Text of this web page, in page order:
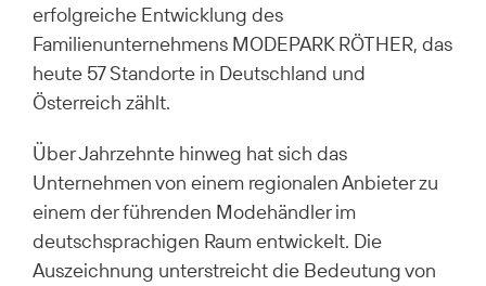
erfolgreiche Entwicklung des
Familienunternehmens MODEPARK RÖTHER, das
heute 57 Standorte in Deutschland und
Österreich zählt.
Über Jahrzehnte hinweg hat sich das
Unternehmen von einem regionalen Anbieter zu
einem der führenden Modehändler im
deutschsprachigen Raum entwickelt. Die
Auszeichnung unterstreicht die Bedeutung von